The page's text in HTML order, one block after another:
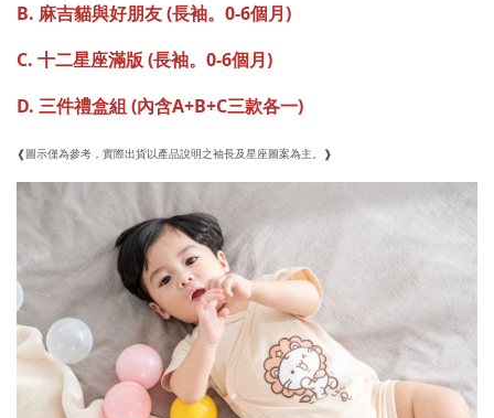
B. 麻吉貓與好朋友 (長袖。0-6個月)
C. 十二星座滿版 (長袖。0-6個月)
D. 三件禮盒組 (內含A+B+C三款各一)
❰圖示僅為參考，實際出貨以產品說明之袖長及星座圖案為主。❱